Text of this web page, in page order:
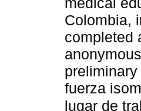
Colombia,
completed
fuerza
lugar de